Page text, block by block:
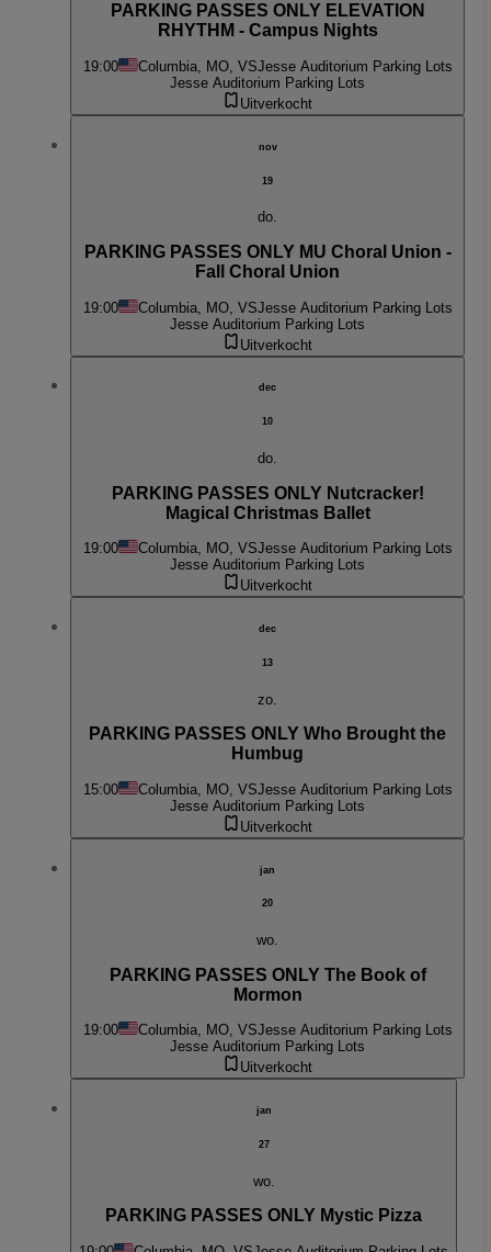
PARKING PASSES ONLY ELEVATION
RHYTHM - Campus Nights
19:00 Columbia, MO, VSJesse Auditorium Parking Lots
Jesse Auditorium Parking Lots
Uitverkocht
nov
19
do.
PARKING PASSES ONLY MU Choral Union -
Fall Choral Union
19:00 Columbia, MO, VSJesse Auditorium Parking Lots
Jesse Auditorium Parking Lots
Uitverkocht
dec
10
do.
PARKING PASSES ONLY Nutcracker!
Magical Christmas Ballet
19:00 Columbia, MO, VSJesse Auditorium Parking Lots
Jesse Auditorium Parking Lots
Uitverkocht
dec
13
zo.
PARKING PASSES ONLY Who Brought the
Humbug
15:00 Columbia, MO, VSJesse Auditorium Parking Lots
Jesse Auditorium Parking Lots
Uitverkocht
jan
20
wo.
PARKING PASSES ONLY The Book of
Mormon
19:00 Columbia, MO, VSJesse Auditorium Parking Lots
Jesse Auditorium Parking Lots
Uitverkocht
jan
27
wo.
PARKING PASSES ONLY Mystic Pizza